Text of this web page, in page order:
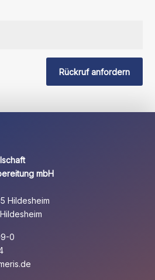
Rückruf anfordern
mbH
Hildesheim
0